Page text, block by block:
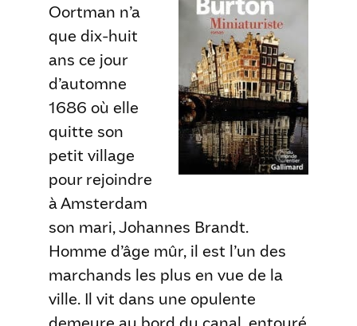
Oortman n’a
que dix-huit
ans ce jour
d’automne
1686 où elle
quitte son
petit village
pour rejoindre
à Amsterdam
son mari, Johannes Brandt.
Homme d’âge mûr, il est l’un des
marchands les plus en vue de la
ville. Il vit dans une opulente